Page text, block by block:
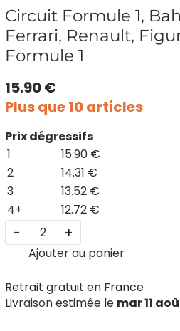
Circuit Formule 1,
Ferrari, Renault,
Formule 1
15.90 €
Plus que 10 articles
Prix dégressifs
1
15.90 €
2
14.31 €
3
13.52 €
4+
12.72 €
- +
Ajouter au panier
Retrait gratuit en France
Livraison estimée le mar 11